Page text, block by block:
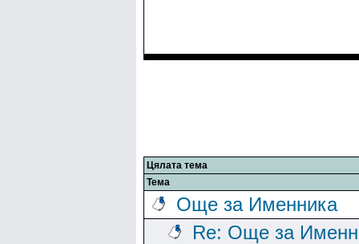
Цялата тема
Тема
Още за Именника
Re: Още за